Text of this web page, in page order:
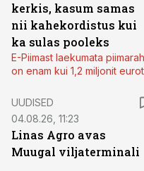
kerkis, kasum samas
nii kahekordistus kui
ka sulas pooleks
E-Piimast laekumata
on enam kui 1,2 miljonit eurot
UUDISED
04.08.26, 11:23
Linas Agro avas
Muugal viljaterminali